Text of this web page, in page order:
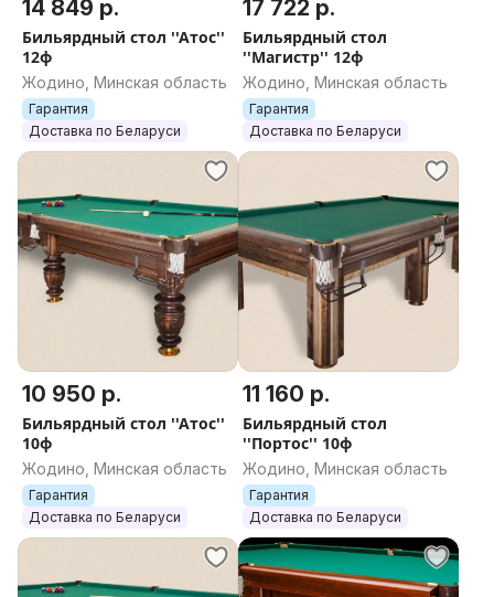
14 849 р.
Бильярдный стол ''Атос''
12ф
Жодино, Минская область
Гарантия
Доставка по Беларуси
17 722 р.
Бильярдный стол
''Магистр'' 12ф
Жодино, Минская область
Гарантия
Доставка по Беларуси
10 950 р.
Бильярдный стол ''Атос''
10ф
Жодино, Минская область
Гарантия
Доставка по Беларуси
11 160 р.
Бильярдный стол
''Портос'' 10ф
Жодино, Минская область
Гарантия
Доставка по Беларуси